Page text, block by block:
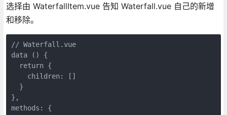
选择由 WaterfallItem.vue 告知 Waterfall.vue 自己的新增
和移除。
// Waterfall.vue
data () {
  return {
    children: []
  }
},
methods: {